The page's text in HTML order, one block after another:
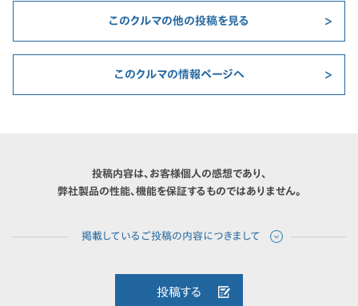
このクルマの他の投稿を見る
このクルマの情報ページへ
投稿内容は、お客様個人の感想であり、
弊社製品の性能、機能を保証するものではありません。
投稿する